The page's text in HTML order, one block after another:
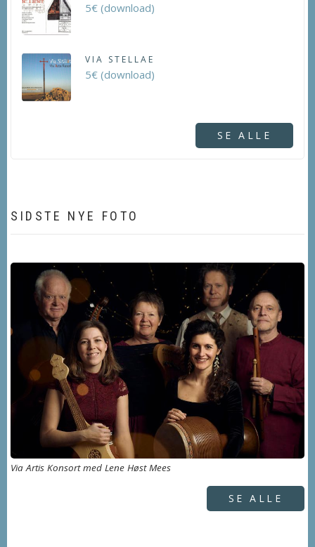
5€ (download)
VIA STELLAE
5€ (download)
SE ALLE
SIDSTE NYE FOTO
Via Artis Konsort med Lene Høst Mees
SE ALLE